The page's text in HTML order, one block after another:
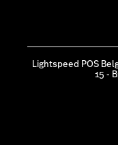
Lightspeed POS
15 -